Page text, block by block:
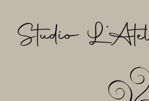
contenu
Studio